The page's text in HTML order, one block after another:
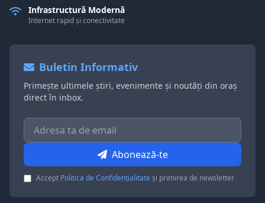
Infrastructură Modernă
Internet rapid și conectivitate
Buletin Informativ
Primește ultimele știri, evenimente și noutăți din oraș
direct în inbox.
Abonează-te
Accept Politica de Confidențialitateși primirea de newsletter